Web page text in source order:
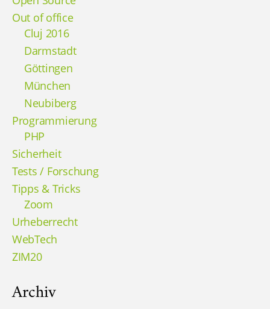
Out of office
Cluj 2016
Darmstadt
Göttingen
München
Neubiberg
Programmierung
PHP
Sicherheit
Tests / Forschung
Tipps & Tricks
Zoom
Urheberrecht
WebTech
ZIM20
Archiv